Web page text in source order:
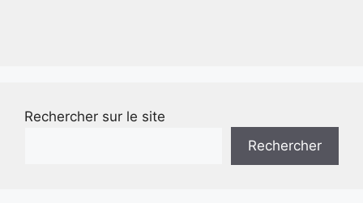
Rechercher sur le site
Rechercher